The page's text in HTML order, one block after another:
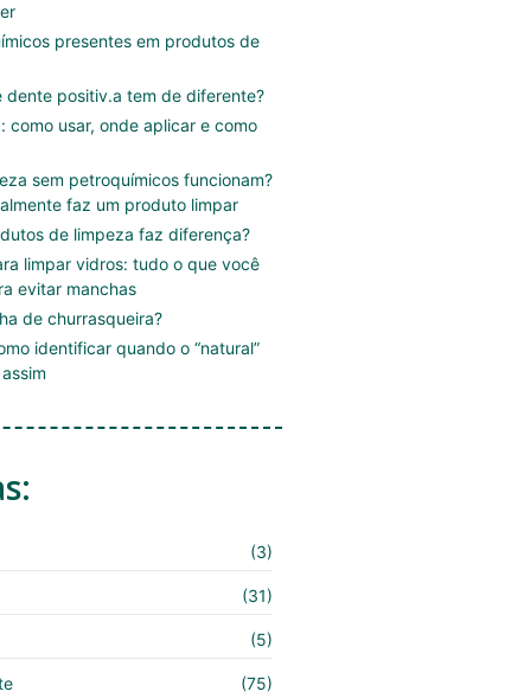
presentes em produtos de
dente positiv.a tem de diferente?
como usar, onde aplicar e como
sem petroquímicos funcionam?
faz um produto limpar
de limpeza faz diferença?
limpar vidros: tudo o que você
evitar manchas
de churrasqueira?
identificar quando o “natural”
(3)
(31)
(5)
(75)